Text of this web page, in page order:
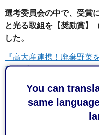
You can
same
選考委員会の中で、受賞
と光る取組を【奨励賞】
した。
『高大産連携！廃棄野菜
養殖プロジェクト』（
焼津水産高等学校×山梨大
ン×清水漁業協同組合
『ミツバチの「めぐみ」